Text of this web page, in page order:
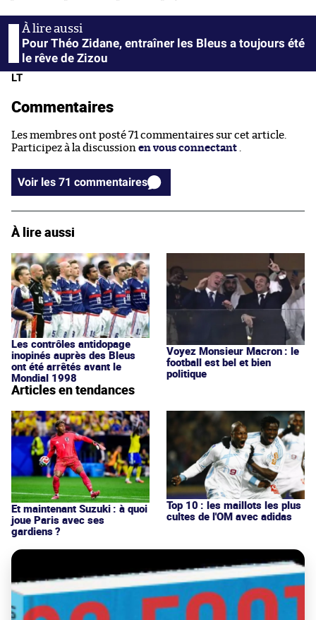
Pour Théo Zidane, entraîner les Bleus a toujours été
le rêve de Zizou
LT
Commentaires
Les membres ont posté 71 commentaires sur cet article.
Participez à la discussion en vous connectant
Voir les 71 commentaires
À lire aussi
Les contrôles antidopage
inopinés auprès des Bleus
ont été arrêtés avant le
Mondial 1998
Voyez Monsieur Macron : le
football est bel et bien
politique
Articles en tendances
Et maintenant Suzuki : à quoi
joue Paris avec ses
gardiens ?
Top 10 : les maillots les plus
cultes de l'OM avec adidas